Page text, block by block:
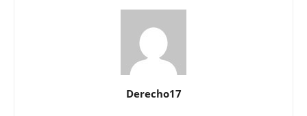
Derecho17